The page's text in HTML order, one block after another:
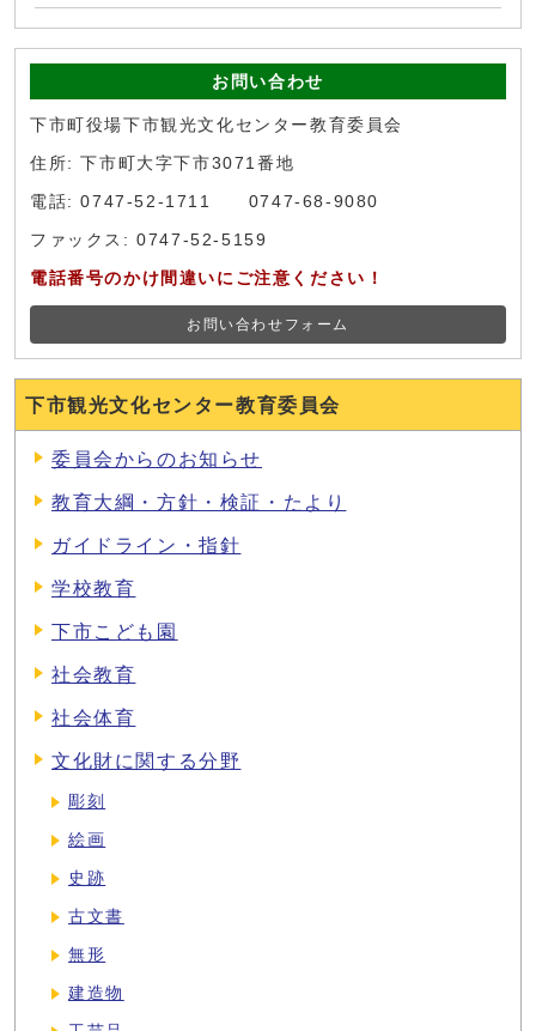
お問い合わせ
下市町役場下市観光文化センター教育委員会
住所: 下市町大字下市3071番地
電話: 0747-52-1711 0747-68-9080
ファックス: 0747-52-5159
電話番号のかけ間違いにご注意ください！
お問い合わせフォーム
下市観光文化センター教育委員会
委員会からのお知らせ
教育大綱・方針・検証・たより
ガイドライン・指針
学校教育
下市こども園
社会教育
社会体育
文化財に関する分野
彫刻
絵画
史跡
古文書
無形
建造物